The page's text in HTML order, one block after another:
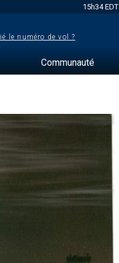
15h34 EDT
le numéro de vol ?
Communauté